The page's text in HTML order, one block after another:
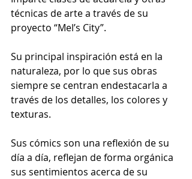
técnicas de arte a través de su
proyecto “Mel’s City”.
Su principal inspiración está en la
naturaleza, por lo que sus obras
siempre se centran endestacarla a
través de los detalles, los colores y
texturas.
Sus cómics son una reflexión de su
día a día, reflejan de forma orgánica
sus sentimientos acerca de su